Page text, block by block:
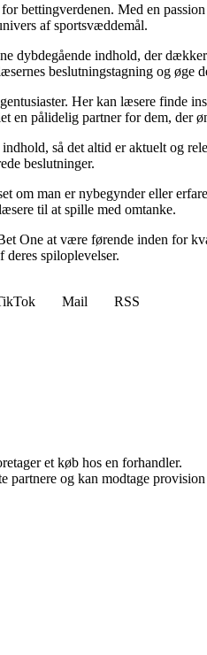
bettingverdenen. Med en
af sportsvæddemål.
dybdegående indhold, der
beslutningstagning og øge
Her kan læsere finde
pålidelig partner for dem, der
så det altid er aktuelt og
beslutninger.
man er nybegynder eller
til at spille med omtanke.
One at være førende inden for
deres spiloplevelser.
Mail
RSS
et køb hos en forhandler.
og kan modtage